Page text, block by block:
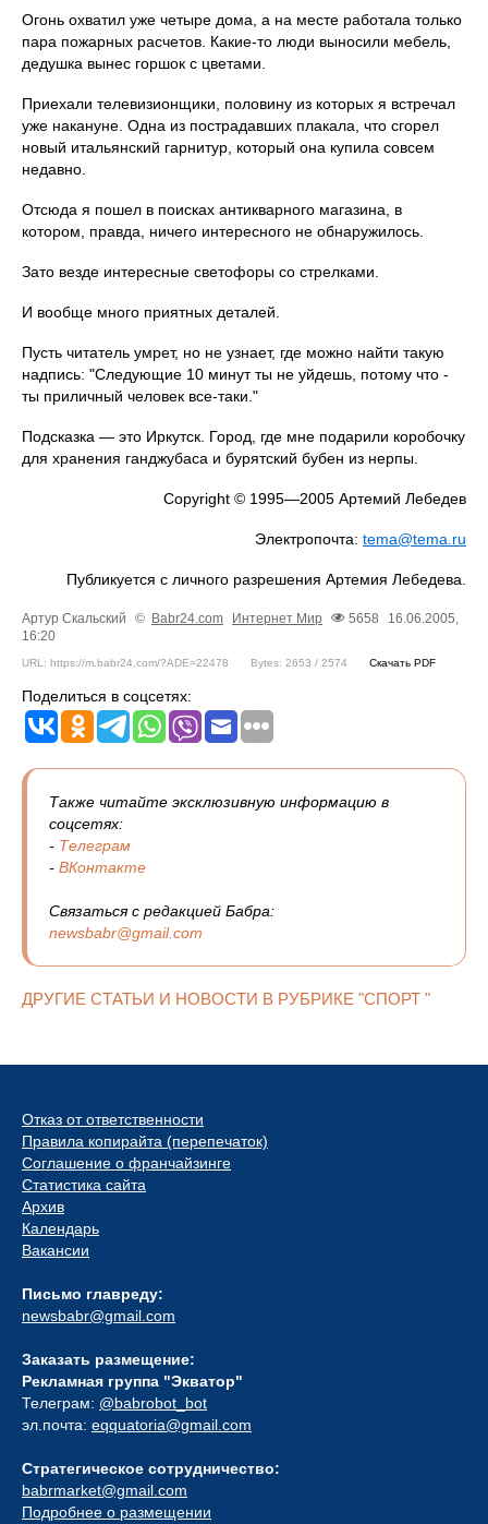
Огонь охватил уже четыре дома, а на месте работала только
пара пожарных расчетов. Какие-то люди выносили мебель,
дедушка вынес горшок с цветами.
Приехали телевизионщики, половину из которых я встречал
уже накануне. Одна из пострадавших плакала, что сгорел
новый итальянский гарнитур, который она купила совсем
недавно.
Отсюда я пошел в поисках антикварного магазина, в
котором, правда, ничего интересного не обнаружилось.
Зато везде интересные светофоры со стрелками.
И вообще много приятных деталей.
Пусть читатель умрет, но не узнает, где можно найти такую
надпись: "Следующие 10 минут ты не уйдешь, потому что -
ты приличный человек все-таки."
Подсказка — это Иркутск. Город, где мне подарили коробочку
для хранения ганджубаса и бурятский бубен из нерпы.
Copyright © 1995—2005 Артемий Лебедев
Электропочта: tema@tema.ru
Публикуется с личного разрешения Артемия Лебедева.
Артур Скальский © Babr24.com Интернет Мир 5658
16.06.2005,
16:20
URL: https://m.babr24.com/?ADE=22478 Bytes: 2653 / 2574 Скачать PDF
Поделиться в соцсетях:
Также читайте эксклюзивную информацию в
соцсетях:
- Телеграм
- ВКонтакте
Связаться с редакцией Бабра:
newsbabr@gmail.com
ДРУГИЕ СТАТЬИ И НОВОСТИ В РУБРИКЕ "СПОРТ "
Отказ от ответственности
Правила копирайта (перепечаток)
Соглашение о франчайзинге
Статистика сайта
Архив
Календарь
Вакансии
Письмо главреду:
newsbabr@gmail.com
Заказать размещение:
Рекламная группа "Экватор"
Телеграм: @babrobot_bot
эл.почта: eqquatoria@gmail.com
Стратегическое сотрудничество:
babrmarket@gmail.com
Подробнее о размещении